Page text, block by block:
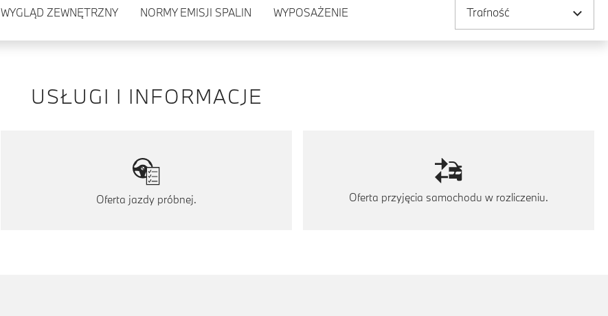
WYGLĄD ZEWNĘTRZNY NORMY EMISJI SPALIN WYPOSAŻENIE
USŁUGI I INFORMACJE
Oferta jazdy próbnej. Oferta przyjęcia samochodu w rozliczeniu.